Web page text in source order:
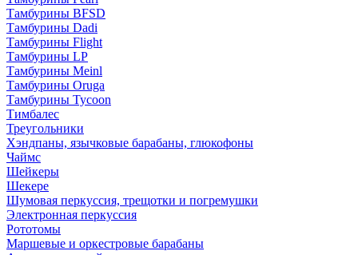
Тамбурины BFSD
Тамбурины Dadi
Тамбурины Flight
Тамбурины LP
Тамбурины Meinl
Тамбурины Oruga
Тамбурины Tycoon
Тимбалес
Треугольники
Хэндпаны, язычковые барабаны, глюкофоны
Чаймс
Шейкеры
Шекере
Шумовая перкуссия, трещотки и погремушки
Электронная перкуссия
Рототомы
Маршевые и оркестровые барабаны